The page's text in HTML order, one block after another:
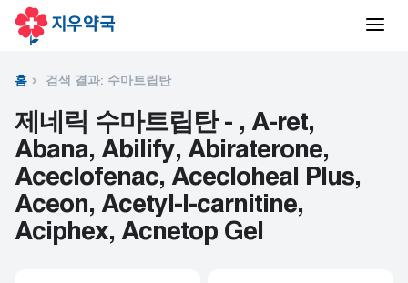
홈 검색 결과: 수마트립탄
제네릭 수마트립탄 - , A-ret,
Abana, Abilify, Abiraterone,
Aceclofenac, Acecloheal Plus,
Aceon, Acetyl-l-carnitine,
Aciphex, Acnetop Gel